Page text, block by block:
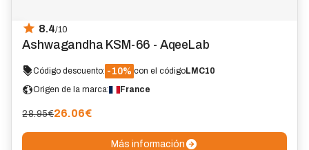
8.4/10
Ashwagandha KSM-66 - AqeeLab
Código descuento: -10% con el códigoLMC10
Origen de la marca:
France
28.95€26.06€
Más información